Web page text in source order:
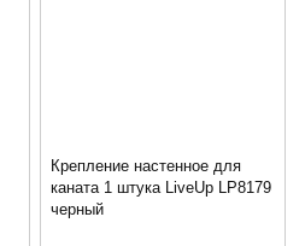
Крепление настенное для
каната 1 штука LiveUp LP8179
черный